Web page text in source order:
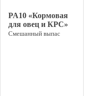
PA10 «Кормовая
для овец и КРС»
Смешанный выпас